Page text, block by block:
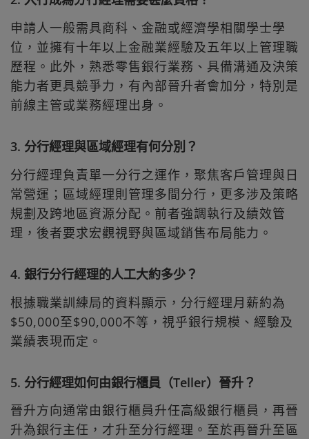
申請人一般需具商科、金融或經濟學相關學士學
位，並擁有十年以上金融業經驗及五年以上管理職
歷程。此外，熟悉零售銀行業務、具備溝通及決策
能力者更具競爭力，有內部晉升者會加分，特別是
前線主管或業務經理出身。
3. 分行經理與區域經理有何分別？
分行經理負責單一分行之運作，聚焦客戶管理與日
常營運；區域經理則管理多間分行，更多涉及策略
規劃及跨地區資源分配。前者強調執行及績效管
理，後者要求宏觀視野與區域銷售布局能力。
4. 銀行分行經理的人工大約多少？
根據職業訓練局的資料顯示，分行經理月薪約為
$50,000至$90,000不等，視乎銀行規模、經驗及
業績表現而定。
5. 分行經理如何由銀行櫃員（Teller）晉升？
晉升方向通常由銀行櫃員升任高級銀行櫃員，再晉
升為銀行主任，才升至分行經理。至於再晉升至區